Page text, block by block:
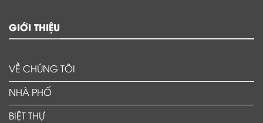
GIỚI THIỆU
VỀ CHÚNG TÔI
NHÀ PHỐ
BIỆT THỰ